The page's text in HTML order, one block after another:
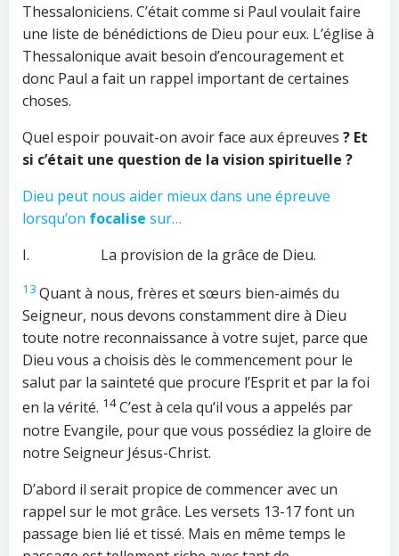
Thessaloniciens. C’était comme si Paul voulait faire
une liste de bénédictions de Dieu pour eux. L’église à
Thessalonique avait besoin d’encouragement et
donc Paul a fait un rappel important de certaines
choses.
Quel espoir pouvait-on avoir face aux épreuves ? Et
si c’était une question de la vision spirituelle ?
Dieu peut nous aider mieux dans une épreuve
lorsqu’on focalise sur…
I. La provision de la grâce de Dieu.
13 Quant à nous, frères et sœurs bien-aimés du
Seigneur, nous devons constamment dire à Dieu
toute notre reconnaissance à votre sujet, parce que
Dieu vous a choisis dès le commencement pour le
salut par la sainteté que procure l’Esprit et par la foi
en la vérité. 14C’est à cela qu’il vous a appelés par
notre Evangile, pour que vous possédiez la gloire de
notre Seigneur Jésus-Christ.
D’abord il serait propice de commencer avec un
rappel sur le mot grâce. Les versets 13-17 font un
passage bien lié et tissé. Mais en même temps le